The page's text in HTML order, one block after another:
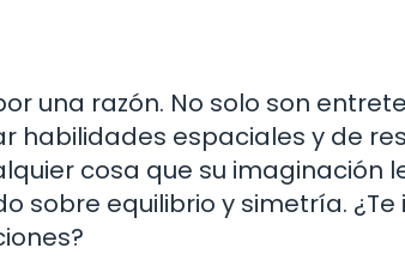
una razón. No solo son
habilidades espaciales y de
cosa que su imaginación
sobre equilibrio y simetría.